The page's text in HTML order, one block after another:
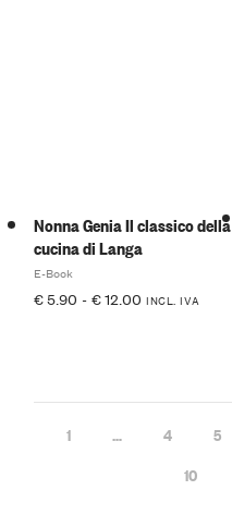
Nonna Genia Il classico della
cucina di Langa
E-Book
€5.90 - €12.00 INCL. IVA
1 … 4 5
10